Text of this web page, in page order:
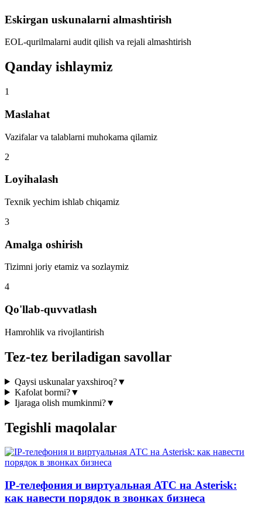
Eskirgan uskunalarni almashtirish
EOL-qurilmalarni audit qilish va rejali almashtirish
Qanday ishlaymiz
1
Maslahat
Vazifalar va talablarni muhokama qilamiz
2
Loyihalash
Texnik yechim ishlab chiqamiz
3
Amalga oshirish
Tizimni joriy etamiz va sozlaymiz
4
Qo'llab-quvvatlash
Hamrohlik va rivojlantirish
Tez-tez beriladigan savollar
Qaysi uskunalar yaxshiroq?▼
Kafolat bormi?▼
Ijaraga olish mumkinmi?▼
Tegishli maqolalar
IP-телефония и виртуальная АТС на Asterisk:
как навести порядок в звонках бизнеса